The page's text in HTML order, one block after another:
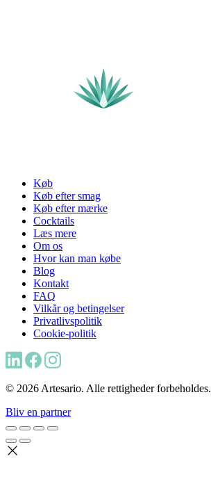
Køb
Køb efter smag
Køb efter mærke
Cocktails
Læs mere
Om os
Hvor kan man købe
Blog
Kontakt
FAQ
Vilkår og betingelser
Privatlivspolitik
Cookie-politik
© 2026 Artesario. Alle rettigheder forbeholdes.
Bliv en partner